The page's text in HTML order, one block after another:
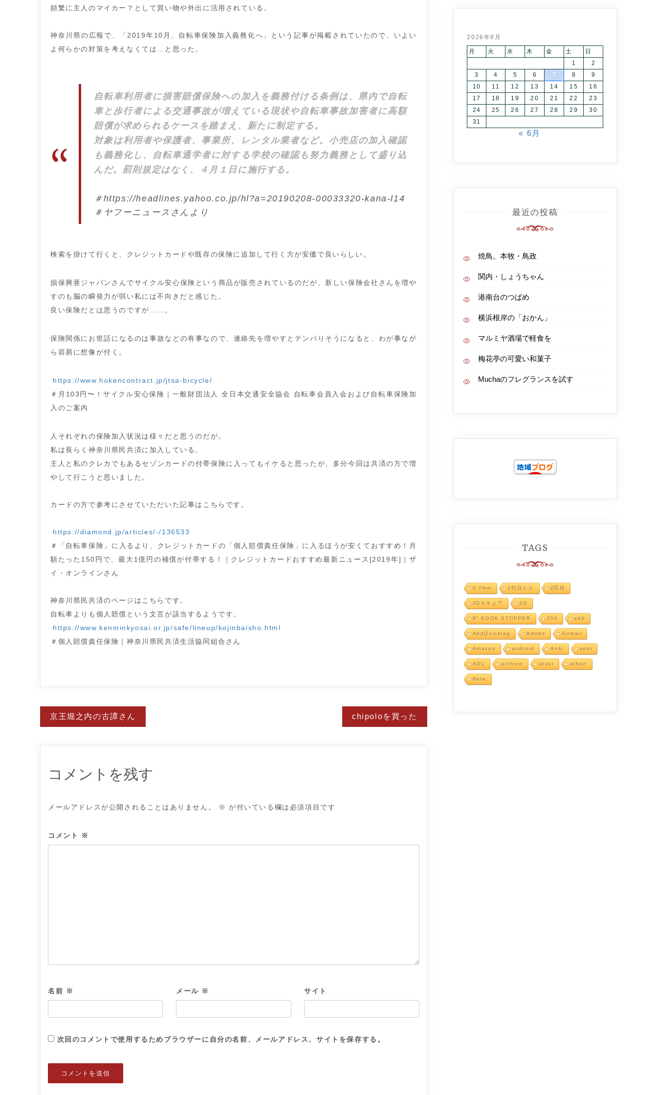
頻繁に主人のマイカー？として買い物や外出に活用されている。
神奈川県の広報で、「2019年10月、自転車保険加入義務化へ」という記事が掲載されていたので、いよい
よ何らかの対策を考えなくては…と思った。
自転車利用者に損害賠償保険への加入を義務付ける条例は、県内で自転
車と歩行者による交通事故が増えている現状や自転車事故加害者に高額
賠償が求められるケースを踏まえ、新たに制定する。
対象は利用者や保護者、事業所、レンタル業者など。小売店の加入確認
も義務化し、自転車通学者に対する学校の確認も努力義務として盛り込
んだ。罰則規定はなく、４月１日に施行する。
＃https://headlines.yahoo.co.jp/hl?a=20190208-00033320-kana-l14
＃ヤフーニュースさんより
検索を掛けて行くと、クレジットカードや既存の保険に追加して行く方が安価で良いらしい。
損保興亜ジャパンさんでサイクル安心保険という商品が販売されているのだが、新しい保険会社さんを増や
すのも脳の瞬発力が弱い私には不向きだと感じた。
良い保険だとは思うのですが……。
保険関係にお世話になるのは事故などの有事なので、連絡先を増やすとテンパりそうになると、わが事なが
ら容易に想像が付く。
https://www.hokencontract.jp/jtsa-bicycle/
＃月103円〜！サイクル安心保険｜一般財団法人 全日本交通安全協会 自転車会員入会および自転車保険加
入のご案内
人それぞれの保険加入状況は様々だと思うのだが。
私は長らく神奈川県民共済に加入している。
主人と私のクレカでもあるセゾンカードの付帯保険に入ってもイケると思ったが、多分今回は共済の方で増
やして行こうと思いました。
カードの方で参考にさせていただいた記事はこちらです。
https://diamond.jp/articles/-/136533
＃「自転車保険」に入るより、クレジットカードの「個人賠償責任保険」に入るほうが安くておすすめ！月
額たった150円で、最大1億円の補償が付帯する！｜クレジットカードおすすめ最新ニュース[2019年]｜ザ
イ・オンラインさん
神奈川県民共済のページはこちらです。
自転車よりも個人賠償という文言が該当するようです。
https://www.kenminkyosai.or.jp/safe/lineup/kojinbaisho.html
＃個人賠償責任保険｜神奈川県民共済生活協同組合さん
投
稿
ョ
ン
京王堀之内の古譚さん chipoloを買った
コメントを残す
メールアドレスが公開されることはありません。 ※ が付いている欄は必須項目です
コメント ※
名前 ※ メール ※ サイト
次回のコメントで使用するためブラウザーに自分の名前、メールアドレス、サイトを保存する。
2026年8月
月 火 水 木 金 土
日
1
2
3
4 5 6 7 8
9
10
11 12 13 14 15
16
17
18 19 20 21 22
23
24
25 26 27 28 29
30
31
« 6月
最近の投稿
焼鳥。本牧・鳥政
関内・しょうちゃん
港南台のつばめ
横浜根岸の「おかん」
マルミヤ酒場で軽食を
梅花亭の可愛い和菓子
Muchaのフレグランスを試す
TAGS
0.7mm 2代目とら 2匹目
3Dセキュア 3G
9° BOOK STOPPER 050 adb
AddQuicktag Adobe Airmail
Amazon android Anki aoki
AOL archive atavi athan
Beta